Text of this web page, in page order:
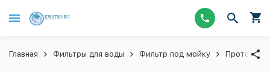
Главная Фильтры для воды Фильтр под мойку Проточный